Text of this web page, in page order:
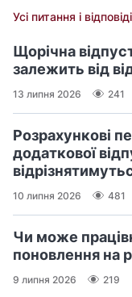
Усі питання і відповіді
Щорічна
залежить від
13 липня 2026 241
Розрахункові
додаткової
10 липня 2026 481
Чи може
поновлення на
9 липня 2026 219